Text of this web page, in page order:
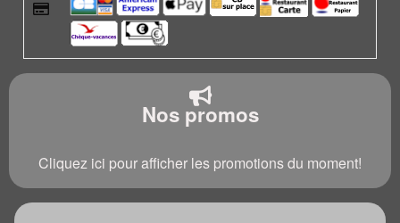
Nos promos
Cliquez ici pour afficher les promotions du moment!